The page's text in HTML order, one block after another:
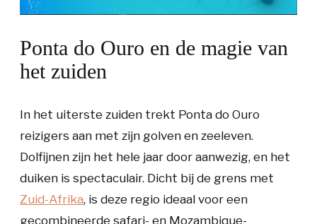
Ponta do Ouro en de magie van
het zuiden
In het uiterste zuiden trekt Ponta do Ouro
reizigers aan met zijn golven en zeeleven.
Dolfijnen zijn het hele jaar door aanwezig, en het
duiken is spectaculair. Dicht bij de grens met
Zuid-Afrika, is deze regio ideaal voor een
gecombineerde safari- en Mozambique-